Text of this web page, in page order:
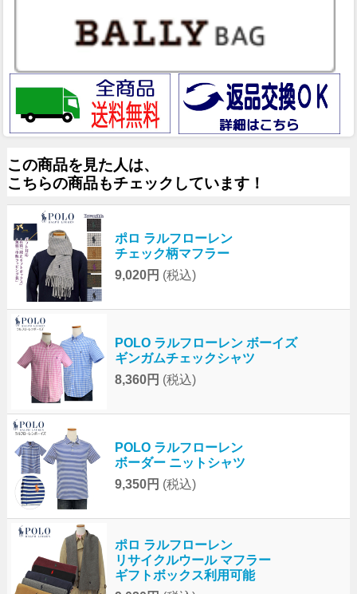
この商品を見た人は、
こちらの商品もチェックしています！
ポロ ラルフローレン
チェック柄マフラー
9,020円 (税込)
POLO ラルフローレン ボーイズ
ギンガムチェックシャツ
8,360円 (税込)
POLO ラルフローレン
ボーダー ニットシャツ
9,350円 (税込)
ポロ ラルフローレン
リサイクルウール マフラー
ギフトボックス利用可能